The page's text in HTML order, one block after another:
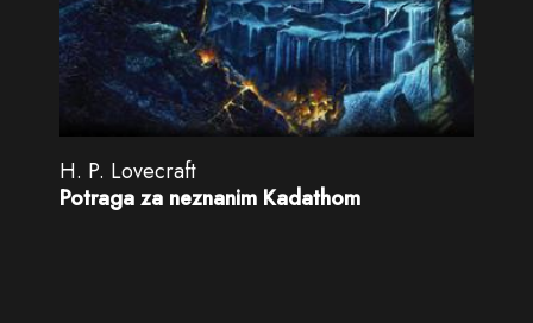
H. P. Lovecraft
Potraga za neznanim Kadathom